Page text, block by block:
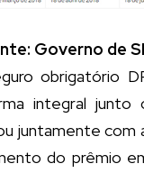
Governo de
obrigatório
integral junto
juntamente com
do prêmio